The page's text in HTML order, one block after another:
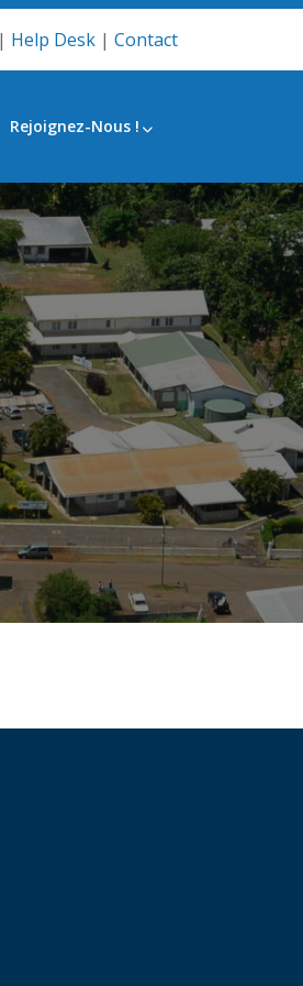
| Help Desk | Contact
Rejoignez-Nous !